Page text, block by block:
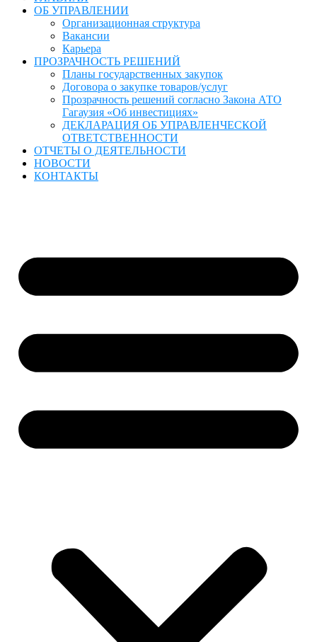
ОБ УПРАВЛЕНИИ
Организационная структура
Вакансии
Карьера
ПРОЗРАЧНОСТЬ РЕШЕНИЙ
Планы государственных закупок
Договора о закупке товаров/услуг
Прозрачность решений согласно Закона АТО
Гагаузия «Об инвестициях»
ДЕКЛАРАЦИЯ ОБ УПРАВЛЕНЧЕСКОЙ
ОТВЕТСТВЕННОСТИ
ОТЧЕТЫ О ДЕЯТЕЛЬНОСТИ
НОВОСТИ
КОНТАКТЫ